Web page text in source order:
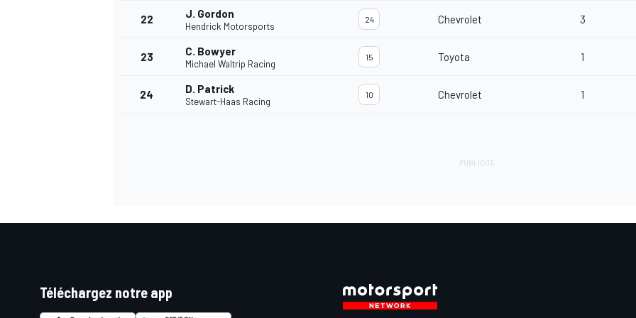
22 J. Gordon
Hendrick Motorsports
24 Chevrolet 3
23 C. Bowyer
Michael Waltrip Racing
15 Toyota 1
24 D. Patrick
Stewart-Haas Racing
10 Chevrolet 1
Téléchargez notre app